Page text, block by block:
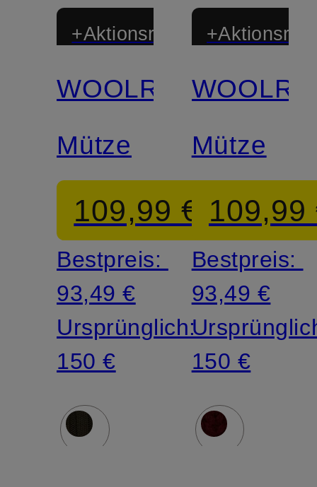
+Aktionsrabatt
WOOLRICH
Mütze
109,99 €
Bestpreis:
93,49 €
Ursprünglich:
150 €
Mütze
109,99
Bestpreis:
93,49 €
150 €